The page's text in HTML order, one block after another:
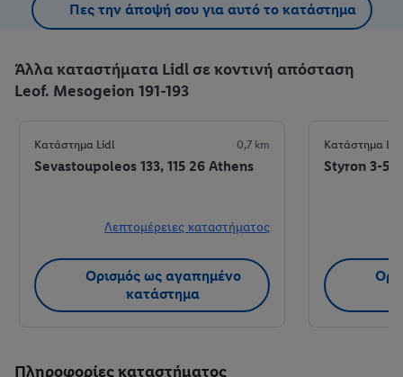
Πες την άποψή σου για αυτό το κατάστημα
Άλλα καταστήματα Lidl σε κοντινή απόσταση
Leof. Mesogeion 191-193
Κατάστημα Lidl 0,7 km
Sevastoupoleos 133, 115 26 Athens
Λεπτομέρειες καταστήματος
Ορισμός ως αγαπημένο
κατάστημα
Κατάστημα
Styron 3-5,
Πληροφορίες καταστήματος